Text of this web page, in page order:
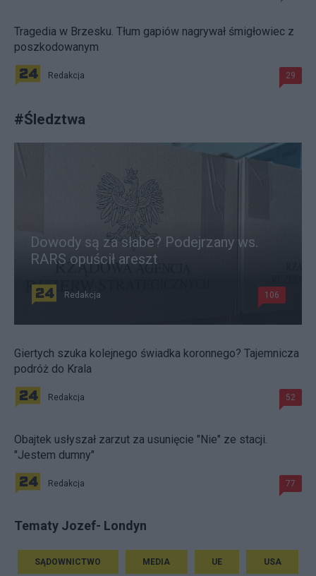
Tragedia w Brzesku. Tłum gapiów nagrywał śmigłowiec z
poszkodowanym
Redakcja 29
#Śledztwa
Dowody są za słabe? Podejrzany ws.
RARS opuścił areszt
Redakcja 106
Giertych szuka kolejnego świadka koronnego? Tajemnicza
podróż do Krala
Redakcja 52
Obajtek usłyszał zarzut za usunięcie "Nie" ze stacji.
"Jestem dumny"
Redakcja 77
Tematy Jozef- Londyn
SĄDOWNICTWO MEDIA UE USA